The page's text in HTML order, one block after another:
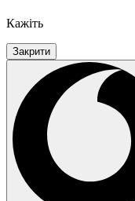
Кажіть
Закрити